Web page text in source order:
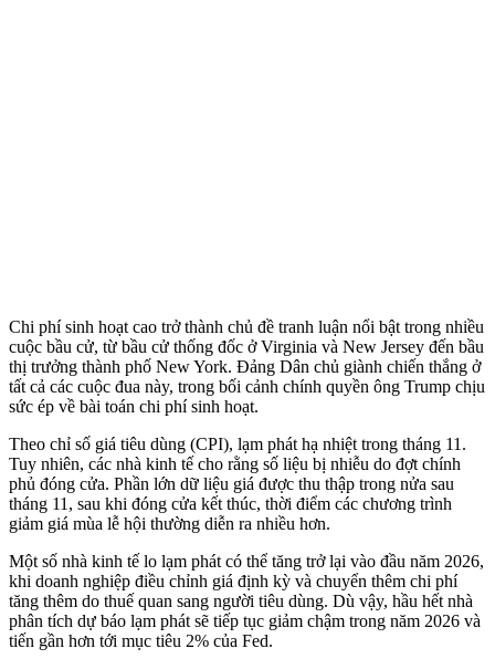
Chi phí sinh hoạt cao trở thành chủ đề tranh luận nổi bật trong nhiều
cuộc bầu cử, từ bầu cử thống đốc ở Virginia và New Jersey đến bầu
thị trưởng thành phố New York. Đảng Dân chủ giành chiến thắng ở
tất cả các cuộc đua này, trong bối cảnh chính quyền ông Trump chịu
sức ép về bài toán chi phí sinh hoạt.
Theo chỉ số giá tiêu dùng (CPI), lạm phát hạ nhiệt trong tháng 11.
Tuy nhiên, các nhà kinh tế cho rằng số liệu bị nhiễu do đợt chính
phủ đóng cửa. Phần lớn dữ liệu giá được thu thập trong nửa sau
tháng 11, sau khi đóng cửa kết thúc, thời điểm các chương trình
giảm giá mùa lễ hội thường diễn ra nhiều hơn.
Một số nhà kinh tế lo lạm phát có thể tăng trở lại vào đầu năm 2026,
khi doanh nghiệp điều chỉnh giá định kỳ và chuyển thêm chi phí
tăng thêm do thuế quan sang người tiêu dùng. Dù vậy, hầu hết nhà
phân tích dự báo lạm phát sẽ tiếp tục giảm chậm trong năm 2026 và
tiến gần hơn tới mục tiêu 2% của Fed.